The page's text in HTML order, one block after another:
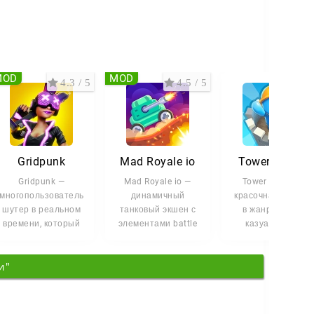
Gridpunk
Gridpunk —
многопользовательский
шутер в реальном
времени, который
4.3 / 5
Mad Royale io
Mad Royale io —
динамичный
танковый экшен с
элементами battle
4.5 / 5
MOD
Tower Master
Tower Master —
красочная 3D-игра
в жанре гипер-
казуал. Ваша